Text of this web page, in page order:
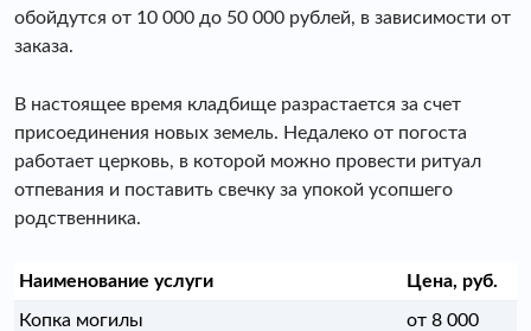
обойдутся от 10 000 до 50 000 рублей, в зависимости от
заказа.
В настоящее время кладбище разрастается за счет
присоединения новых земель. Недалеко от погоста
работает церковь, в которой можно провести ритуал
отпевания и поставить свечку за упокой усопшего
родственника.
Наименование услуги Цена, руб.
Копка могилы от 8 000